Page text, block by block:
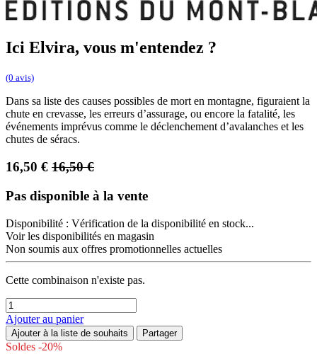
Ici Elvira, vous m'entendez ?
(0 avis)
Dans sa liste des causes possibles de mort en montagne, figuraient la
chute en crevasse, les erreurs d’assurage, ou encore la fatalité, les
événements imprévus comme le déclenchement d’avalanches et les
chutes de séracs.
16,50 € 16,50€
Pas disponible à la vente
Disponibilité : Vérification de la disponibilité en stock...
Voir les disponibilités en magasin
Non soumis aux offres promotionnelles actuelles
Cette combinaison n'existe pas.
Ajouter au panier
Ajouter à la liste de souhaits Partager
Soldes -20%